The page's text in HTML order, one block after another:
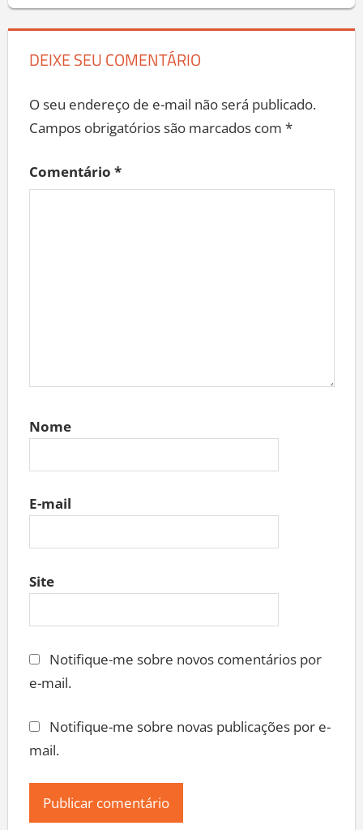
DEIXE SEU COMENTÁRIO
O seu endereço de e-mail não será publicado.
Campos obrigatórios são marcados com *
Comentário *
Nome
E-mail
Site
Notifique-me sobre novos comentários por
e-mail.
Notifique-me sobre novas publicações por e-
mail.